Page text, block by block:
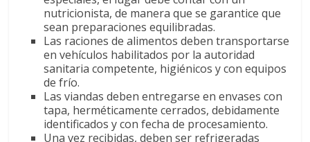
nutricionista, de manera que se garantice que
sean preparaciones equilibradas.
Las raciones de alimentos deben transportarse
en vehículos habilitados por la autoridad
sanitaria competente, higiénicos y con equipos
de frío.
Las viandas deben entregarse en envases con
tapa, herméticamente cerrados, debidamente
identificados y con fecha de procesamiento.
Una vez recibidas, deben ser refrigeradas